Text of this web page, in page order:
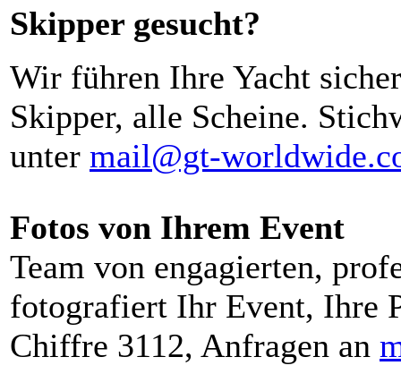
Skipper gesucht?
Wir führen Ihre Yacht
Skipper, alle Scheine.
unter mail@gt-
Fotos von Ihrem Event
Team von engagierten,
fotografiert Ihr Event, Ihre
Chiffre 3112, Anfragen an